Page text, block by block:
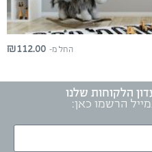
החל מ- ₪112.00
הלקוחות שלנו
הרשמו כאן: